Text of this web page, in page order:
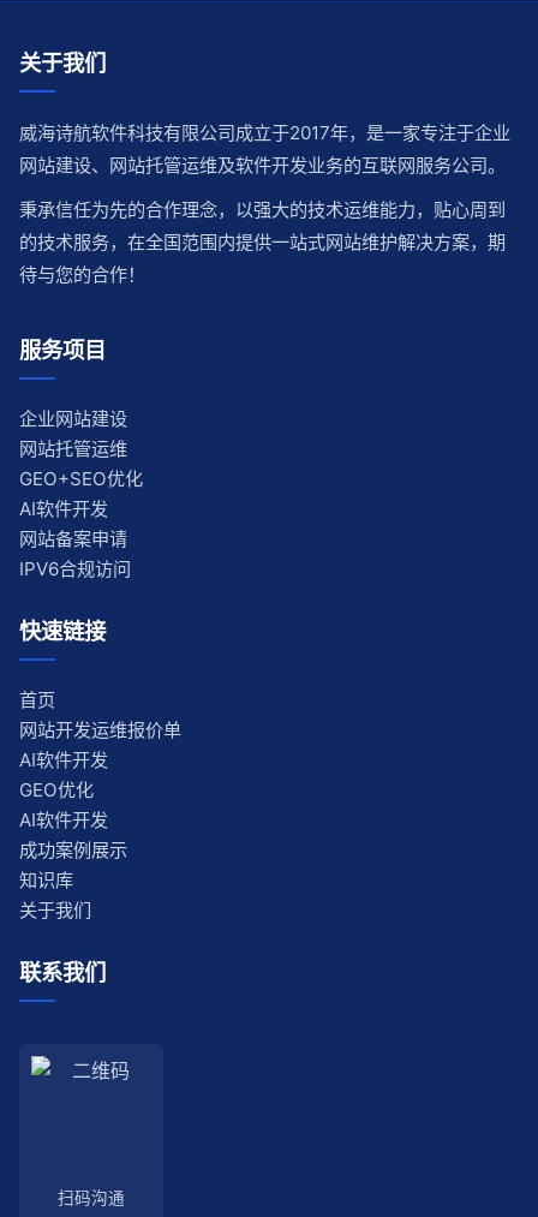
关于我们
威海诗航软件科技有限公司成立于2017年，是一家专注于企业
网站建设、网站托管运维及软件开发业务的互联网服务公司。
秉承信任为先的合作理念，以强大的技术运维能力，贴心周到
的技术服务，在全国范围内提供一站式网站维护解决方案，期
待与您的合作！
服务项目
企业网站建设
网站托管运维
GEO+SEO优化
AI软件开发
网站备案申请
IPV6合规访问
快速链接
首页
网站开发运维报价单
AI软件开发
GEO优化
AI软件开发
成功案例展示
知识库
关于我们
联系我们
扫码沟通